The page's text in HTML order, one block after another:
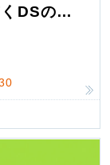
DSの世